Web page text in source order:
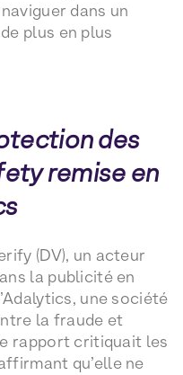
dans un
plus en plus
des
remise en
(DV), un acteur
la publicité en
une société
la fraude et
rapport critiquait les
qu’elle ne